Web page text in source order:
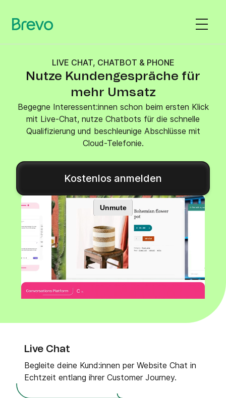
LIVE CHAT, CHATBOT & PHONE
Nutze Kundengespräche für
mehr Umsatz
Begegne Interessent:innen schon beim ersten Klick
mit Live-Chat, nutze Chatbots für die schnelle
Qualifizierung und beschleunige Abschlüsse mit
Cloud-Telefonie.
Kostenlos anmelden
Live Chat
Begleite deine Kund:innen per Website Chat in
Echtzeit entlang ihrer Customer Journey.